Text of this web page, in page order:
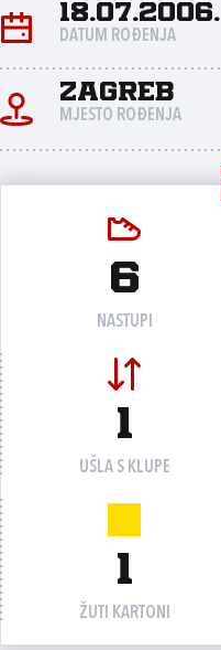
18.07.2006.
DATUM ROĐENJA
Zagreb
MJESTO ROĐENJA
6
NASTUPI
1
UŠLA S KLUPE
1
ŽUTI KARTONI